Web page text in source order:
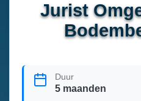
Jurist
Duur
5 maanden